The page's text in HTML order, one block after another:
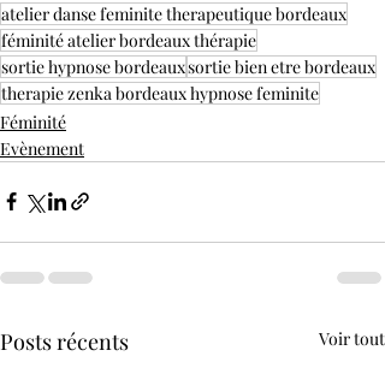
atelier danse feminite therapeutique bordeaux
féminité atelier bordeaux thérapie
sortie hypnose bordeauxsortie bien etre bordeaux
therapie zenka bordeaux hypnose feminite
Féminité
Evènement
Posts récents Voir tout